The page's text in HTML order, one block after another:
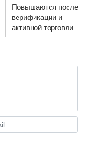
Повышаются после
верификации и
активной торговли